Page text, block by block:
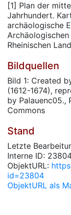
[1] Plan der
Jahrhundert.
archäologische
Rheinischen
Bildquellen
Bild 1: Created
(1612-1674),
by Palauenc05.,
Commons
Stand
Letzte
Interne ID:
ObjektURL:
id=23804
ObjektURL als